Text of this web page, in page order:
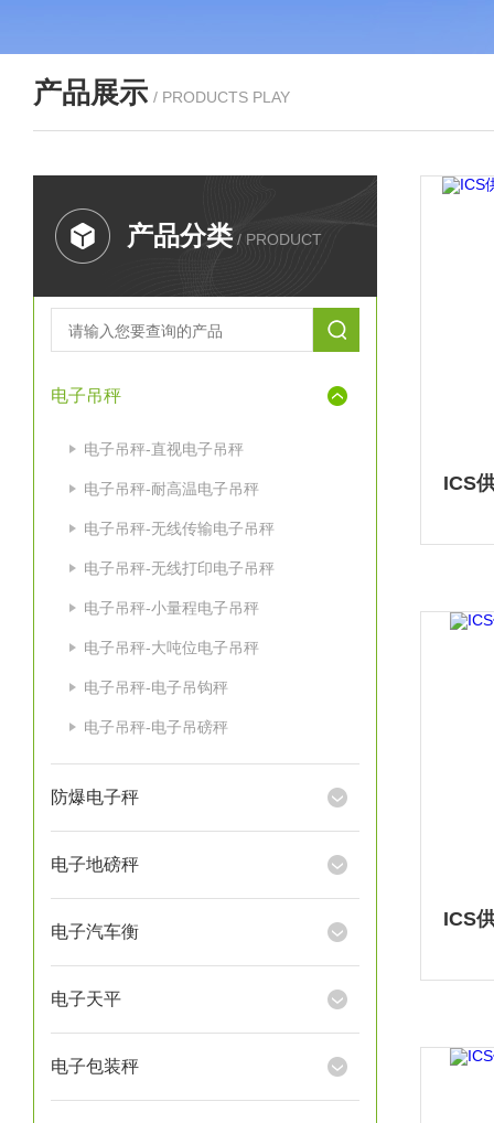
产品展示 / PRODUCTS PLAY
产品分类 / PRODUCT
电子吊秤
电子吊秤-直视电子吊秤
电子吊秤-耐高温电子吊秤
电子吊秤-无线传输电子吊秤
电子吊秤-无线打印电子吊秤
电子吊秤-小量程电子吊秤
电子吊秤-大吨位电子吊秤
电子吊秤-电子吊钩秤
电子吊秤-电子吊磅秤
防爆电子秤
电子地磅秤
电子汽车衡
电子天平
电子包装秤